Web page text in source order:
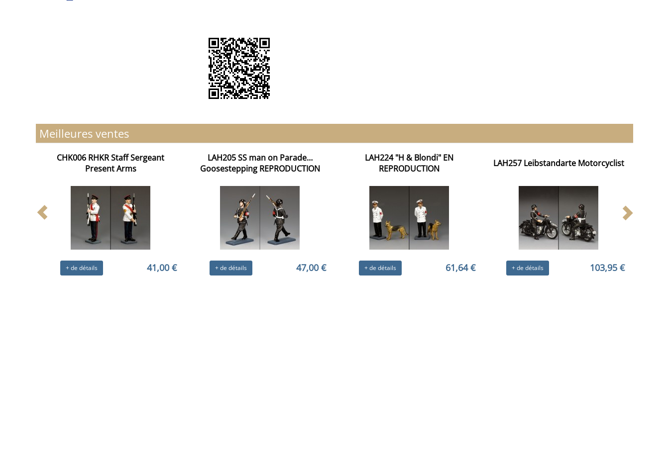
Meilleures ventes
CHK006 RHKR Staff Sergeant
Present Arms
+ de détails 41,00 €
LAH205 SS man on Parade…
Goosestepping REPRODUCTION
+ de détails 47,00 €
LAH224 "H & Blondi" EN
REPRODUCTION
+ de détails 61,64 €
LAH257 Leibstandarte Motorcyclist
+ de détails 103,95 €